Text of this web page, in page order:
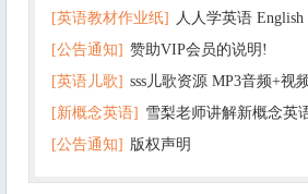
子版PDF全册 百度网盘
[英语教材作业纸] 人人学英语
版pdf 百度网盘下载
[公告通知] 赞助VIP会员的说明!
[英语儿歌] sss儿歌资源 MP3音频+视
百度云网盘下载
[新概念英语] 雪梨老师讲解新概念英
[公告通知] 版权声明